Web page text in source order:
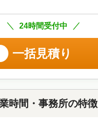
24時間受付中
一括見積り
時間・事務所の特徴